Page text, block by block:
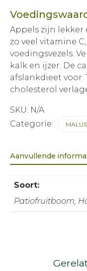
Appels zijn lekker
zo veel vitamine
voedingsvezels.
kalk en ijzer. De
afslankdieet voor.
cholesterol
SKU: N/A
Categorie:
Aanvullende
Soort:
Patiofruitboom,